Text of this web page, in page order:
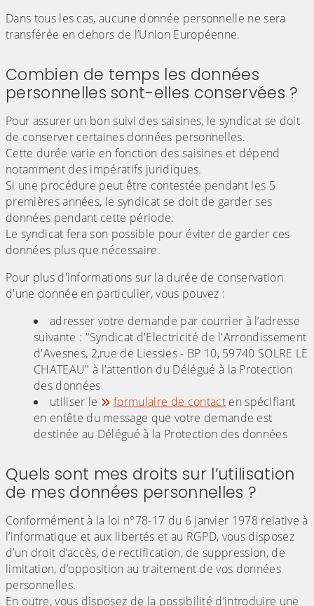
Dans tous les cas, aucune donnée personnelle ne sera
transférée en dehors de l’Union Européenne.
Combien de temps les données
personnelles sont-elles conservées ?
Pour assurer un bon suivi des saisines, le syndicat se doit
de conserver certaines données personnelles.
Cette durée varie en fonction des saisines et dépend
notamment des impératifs juridiques.
Si une procédure peut être contestée pendant les 5
premières années, le syndicat se doit de garder ses
données pendant cette période.
Le syndicat fera son possible pour éviter de garder ces
données plus que nécessaire.
Pour plus d'informations sur la durée de conservation
d'une donnée en particulier, vous pouvez :
adresser votre demande par courrier à l’adresse
suivante : "Syndicat d'Electricité de l'Arrondissement
d'Avesnes, 2,rue de Liessies - BP 10, 59740 SOLRE LE
CHATEAU" à l'attention du Délégué à la Protection
des données
utiliser le
formulaire de contacten spécifiant
en entête du message que votre demande est
destinée au Délégué à la Protection des données
Quels sont mes droits sur l’utilisation
de mes données personnelles ?
Conformément à la loi n°78-17 du 6 janvier 1978 relative à
l’informatique et aux libertés et au RGPD, vous disposez
d’un droit d’accès, de rectification, de suppression, de
limitation, d’opposition au traitement de vos données
personnelles.
En outre, vous disposez de la possibilité d’introduire une